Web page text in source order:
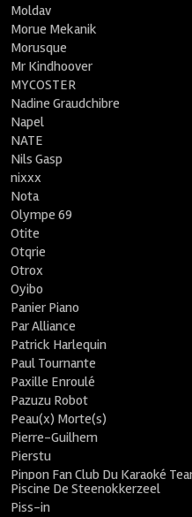
Moldav
Morue Mekanik
Morusque
Mr Kindhoover
MYCOSTER
Nadine Graudchibre
Napel
NATE
Nils Gasp
nixxx
Nota
Olympe 69
Otite
Otqrie
Otrox
Oyibo
Panier Piano
Par Alliance
Patrick Harlequin
Paul Tournante
Paxille Enroulé
Pazuzu Robot
Peau(x) Morte(s)
Pierre-Guilhem
Pierstu
Pinpon Fan Club Du Karaoké
Piscine De Steenokkerzeel
Piss-in